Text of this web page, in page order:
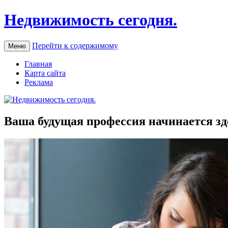
Недвижимость сегодня.
Меню Перейти к содержимому
Главная
Карта сайта
Реклама
Ваша будущая профессия начинается